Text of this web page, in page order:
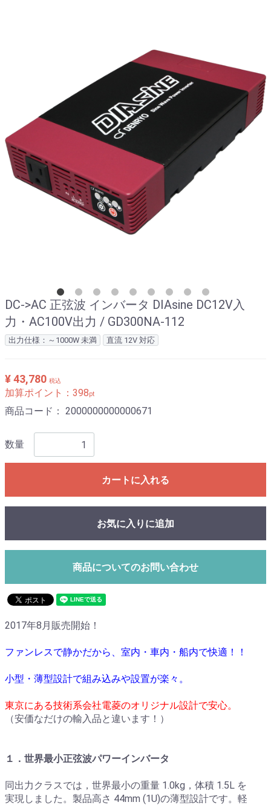
DC->AC 正弦波 インバータ DIAsine DC12V入
力・AC100V出力 / GD300NA-112
出力仕様：～1000W 未満 直流 12V 対応
¥ 43,780 税込
加算ポイント： 398pt
商品コード： 2000000000000671
数量
カートに入れる
お気に入りに追加
商品についてのお問い合わせ
2017年8月販売開始！
ファンレスで静かだから、室内・車内・船内で快適！！
小型・薄型設計で組み込みや設置が楽々。
東京にある技術系会社電菱のオリジナル設計で安心。
（安価なだけの輸入品と違います！）
１．世界最小正弦波パワーインバータ
同出力クラスでは，世界最小の重量 1.0kg，体積 1.5L を
実現しました。製品高さ 44mm (1U)の薄型設計です。軽